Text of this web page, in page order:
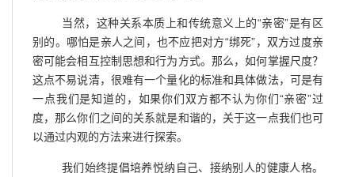
当然，这种关系本质上和传统意义上的“亲密”是有区
别的。哪怕是亲人之间，也不应把对方“绑死”，双方过度亲
密可能会相互控制思想和行为方式。那么，如何掌握尺度？
这点不易说清，很难有一个量化的标准和具体做法，可是有
一点我们是知道的，如果你们双方都不认为你们“亲密”过
度，那么你们之间的关系就是和谐的，关于这一点我们也可
以通过内观的方法来进行探索。
我们始终提倡培养悦纳自己、接纳别人的健康人格。